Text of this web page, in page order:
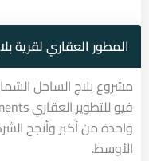
المطور العقاري لقرية
مشروع بلاج الساحل
واحدة من أكبر وأنجح
الأوسط.